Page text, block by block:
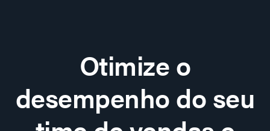
Otimize o
desempenho do seu